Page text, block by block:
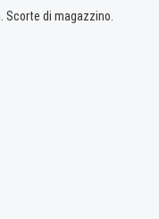
di magazzino.